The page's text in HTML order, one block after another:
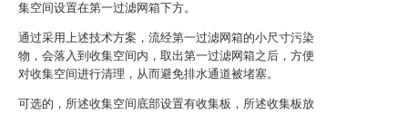
集空间设置在第一过滤网箱下方。
通过采用上述技术方案，流经第一过滤网箱的小尺寸污染
物，会落入到收集空间内，取出第一过滤网箱之后，方便
对收集空间进行清理，从而避免排水通道被堵塞。
可选的，所述收集空间底部设置有收集板，所述收集板放